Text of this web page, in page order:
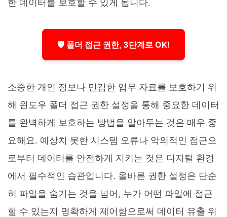
🛡️ 폴더 접근 권한, 3단계로 OK!
소중한 개인 정보나 민감한 업무 자료를 보호하기 위
해 윈도우 폴더 접근 권한 설정을 통해 중요한 데이터
를 완벽하게 보호하는 방법을 알아두는 것은 매우 중
요해요. 예상치 못한 시스템 오류나 악의적인 접근으
로부터 데이터를 안전하게 지키는 것은 디지털 환경
에서 필수적인 습관입니다. 올바른 권한 설정은 단순
히 파일을 숨기는 것을 넘어, 누가 어떤 파일에 접근
할 수 있는지 명확하게 제어함으로써 데이터 유출 위